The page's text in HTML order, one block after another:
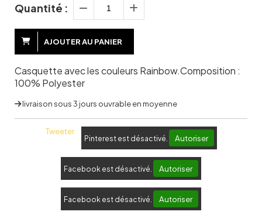
Quantité :
AJOUTER AU PANIER
Casquette avec les couleurs Rainbow.Composition :
100% Polyester
livraison sous 3 jours ouvrable en moyenne
Tweeter
Pinterest est désactivé. Autoriser
Facebook est désactivé. Autoriser
Facebook est désactivé. Autoriser